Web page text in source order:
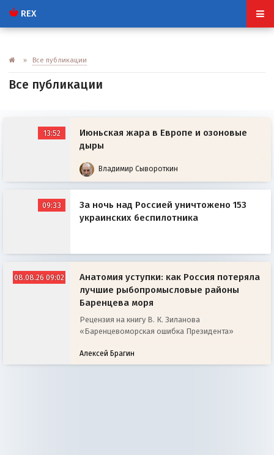
REX
»
Все публикации
13:52
Июньская жара в Европе и озоновые
дыры
Владимир Сывороткин
09:33
За ночь над Россией уничтожено 153
украинских беспилотника
08.08.26 09:02
Анатомия уступки: как Россия потеряла
лучшие рыбопромысловые районы
Баренцева моря
Рецензия на книгу В. К. Зиланова
«Баренцевоморская ошибка Президента»
Алексей Брагин